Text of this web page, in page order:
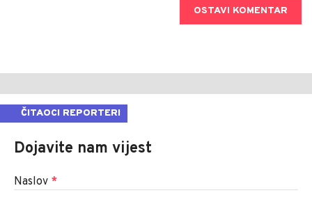
OSTAVI KOMENTAR
ČITAOCI REPORTERI
Dojavite nam vijest
Naslov *